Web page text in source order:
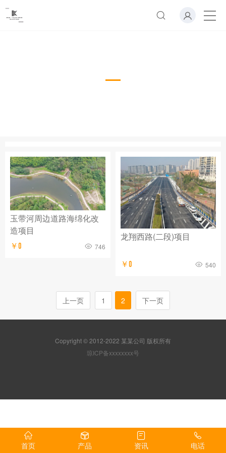
玉带河周边道路海绵化改
造项目
￥0 746
龙翔西路(二段)项目
￥0 540
上一页 1 2 下一页
Copyright © 2012-2022 某某公司 版权所有
琼ICP备xxxxxxxx号
首页 产品 资讯 电话